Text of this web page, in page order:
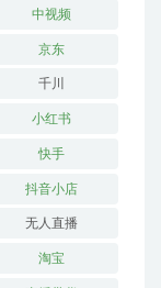
中视频
京东
千川
小红书
快手
抖音小店
无人直播
淘宝